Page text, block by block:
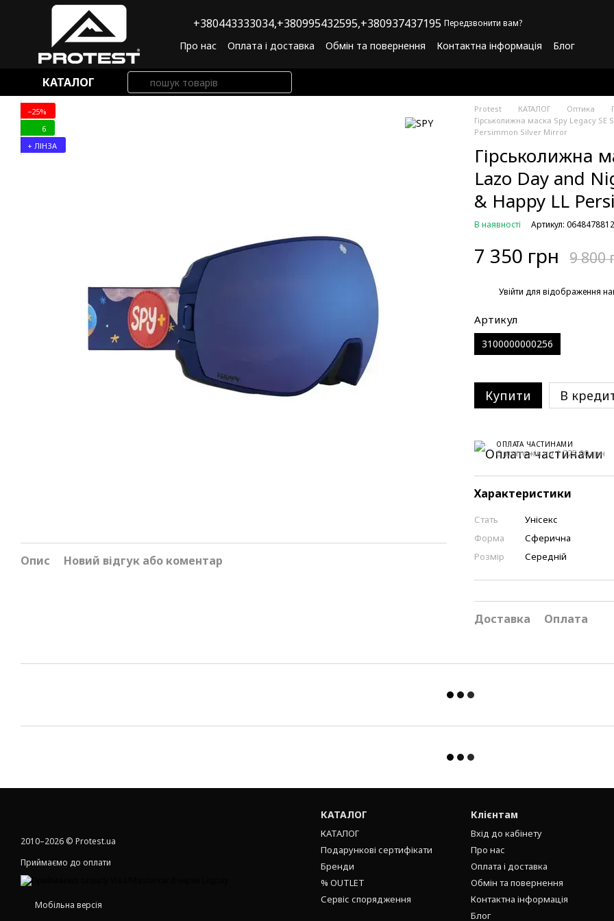
Перейти до основного контенту
+380443333034,+380995432595,+380937437195 Передзвонити вам?
Про нас Оплата і доставка Обмін та повернення Контактна інформація
Блог
КАТАЛОГ
−25%
6
+ ЛІНЗА
Опис Новий відгук або коментар
Protest КАТАЛОГ Оптика
Гірськолижна маска Spy Legacy
Persimmon Silver Mirror
Гірськолижна
Lazo Day and
& Happy LL
В наявності Артикул:
7 350 грн 9 800
Увійти для відображення
Артикул
3100000000256
Купити В
ОПЛАТА ЧАСТИНАМИ
6 платежів по 1 225.00 грн
Характеристики
Стать
Унісекс
Форма
Сферична
Розмір
Середній
Доставка Оплата
2010–2026 © Protest.ua
Приймаємо до оплати
Мобільна версія
КАТАЛОГ
КАТАЛОГ
Подарункові сертифікати
Бренди
% OUTLET
Сервіс спорядження
Клієнтам
Вхід до кабінету
Про нас
Оплата і доставка
Обмін та повернення
Контактна інформація
Блог